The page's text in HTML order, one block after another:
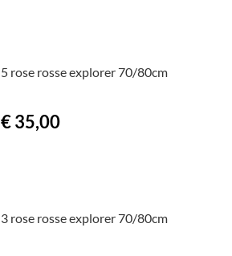
5 rose rosse explorer 70/80cm
€ 35,00
3 rose rosse explorer 70/80cm